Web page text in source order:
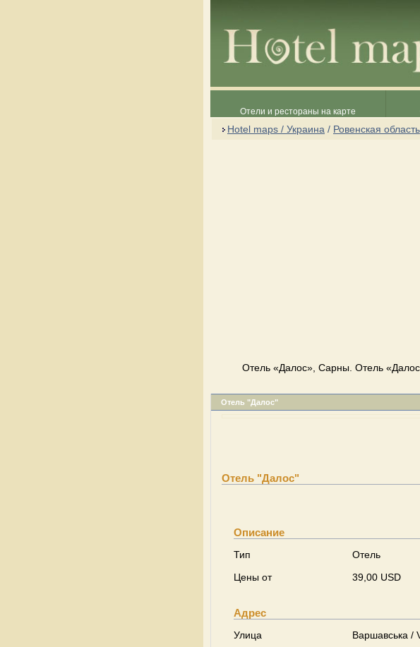
Отели и рестораны на карте
Hotel maps / Украина / Ровенская область
Отель «Далос», Сарны. Отель
Отель "Далос"
Отель "Далос"
Описание
Тип
Отель
Цены от
39,00 USD
Адрес
Улица
Варшавська /